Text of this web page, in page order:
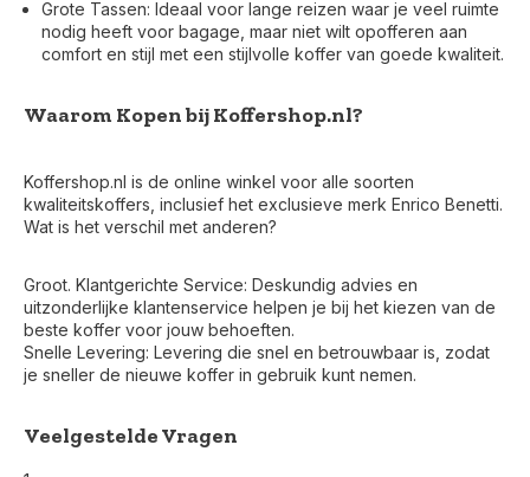
Grote Tassen: Ideaal voor lange reizen waar je veel ruimte
nodig heeft voor bagage, maar niet wilt opofferen aan
comfort en stijl met een stijlvolle koffer van goede kwaliteit.
Waarom Kopen bij Koffershop.nl?
Koffershop.nl is de online winkel voor alle soorten
kwaliteitskoffers, inclusief het exclusieve merk Enrico Benetti.
Wat is het verschil met anderen?
Groot. Klantgerichte Service: Deskundig advies en
uitzonderlijke klantenservice helpen je bij het kiezen van de
beste koffer voor jouw behoeften.
Snelle Levering: Levering die snel en betrouwbaar is, zodat
je sneller de nieuwe koffer in gebruik kunt nemen.
Veelgestelde Vragen